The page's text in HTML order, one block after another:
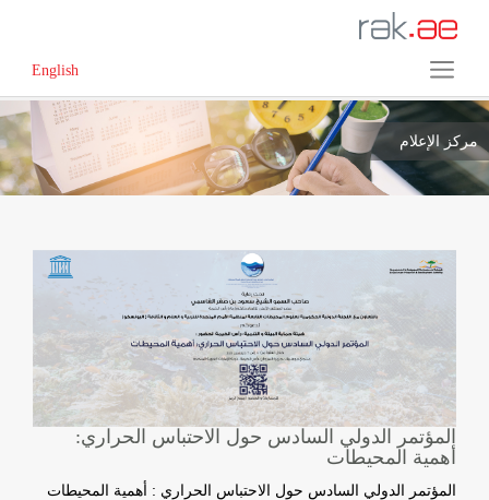
English
مركز الإعلام
المؤتمر الدولي السادس حول الاحتباس الحراري:
أهمية المحيطات
المؤتمر الدولي السادس حول الاحتباس الحراري : أهمية المحيطات